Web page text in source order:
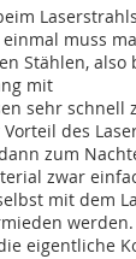
muss
Stählen, also
mit
sehr schnell
des
zum
zwar
mit dem
eigentliche